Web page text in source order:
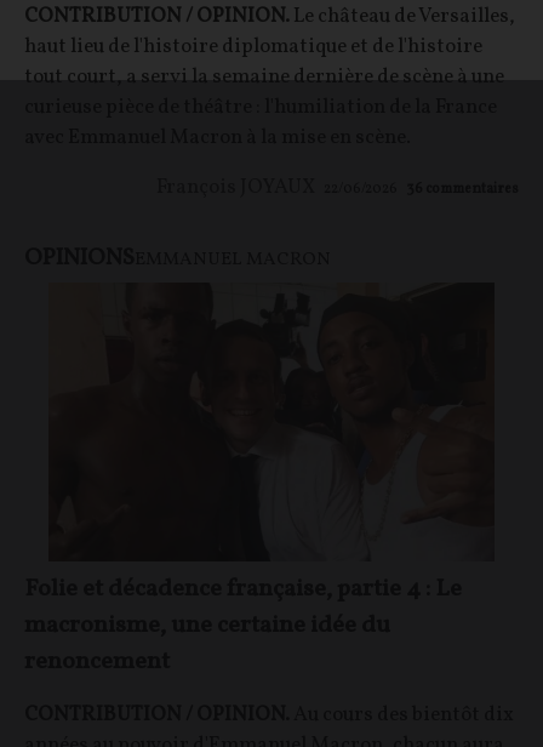
CONTRIBUTION / OPINION.Le château de Versailles,
haut lieu de l'histoire diplomatique et de l'histoire
tout court, a servi la semaine dernière de scène à une